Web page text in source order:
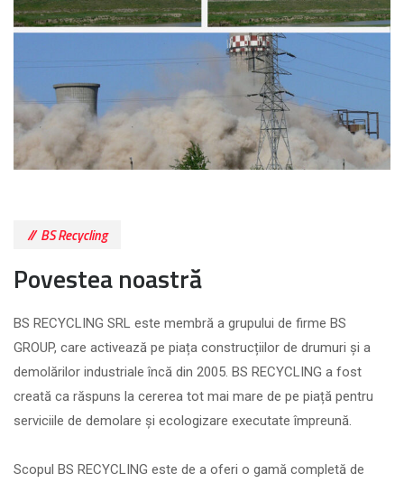
BS Recycling
Povestea noastră
BS RECYCLING SRL este membră a grupului de firme BS
GROUP, care activează pe piața construcțiilor de drumuri și a
demolărilor industriale încă din 2005. BS RECYCLING a fost
creată ca răspuns la cererea tot mai mare de pe piață pentru
serviciile de demolare și ecologizare executate împreună.
Scopul BS RECYCLING este de a oferi o gamă completă de